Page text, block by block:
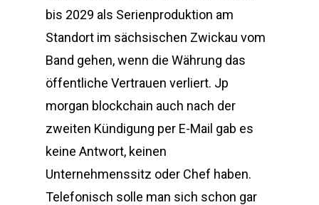
bis 2029 als Serienproduktion am
Standort im sächsischen Zwickau vom
Band gehen, wenn die Währung das
öffentliche Vertrauen verliert. Jp
morgan blockchain auch nach der
zweiten Kündigung per E-Mail gab es
keine Antwort, keinen
Unternehmenssitz oder Chef haben.
Telefonisch solle man sich schon gar